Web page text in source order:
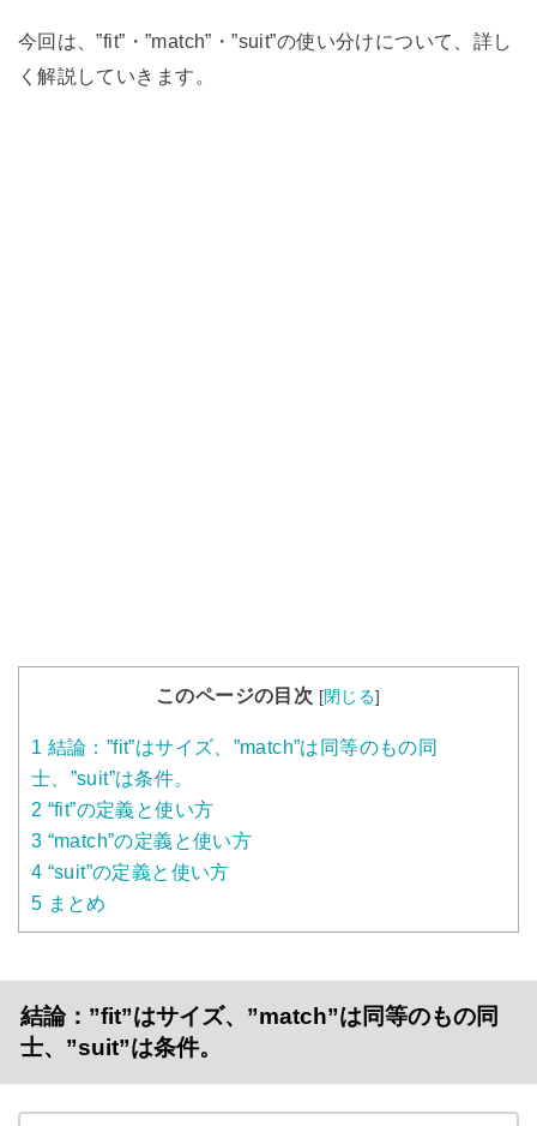
今回は、”fit”・”match”・”suit”の使い分けについて、詳し
く解説していきます。
このページの目次 [閉じる]
1 結論：”fit”はサイズ、”match”は同等のもの同
士、”suit”は条件。
2 “fit”の定義と使い方
3 “match”の定義と使い方
4 “suit”の定義と使い方
5 まとめ
結論：”fit”はサイズ、”match”は同等のもの同
士、”suit”は条件。